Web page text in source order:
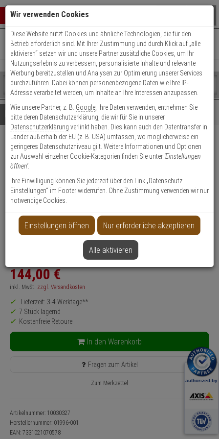
Warenkorb schließen
0 ARTIKEL IM WARENKORB
Ihr Warenkorb ist momentan leer.
Ergebnisse ()
Fertig
Shop
durchsuchen
Bitte
geben
Sie
mindestens
Zeichen
ein,
um
Suche
Es
wurde
noch
Kategorien
Suche
gestartet
+49 (0)821 899 493-0Mo. - Do.: 8:00 - 16:30 | Fr.: 8:00 - 14:00 Uhr
Kontaktservice nutzen
Details Beratung
Axis RJ45 FIELD CONNECTOR
Netzwerkstecker, 10 Stk.
Produktmerkmale
Datenblatt drucken
Produktinformationen
Zubehörartikel
Anwendung: Videoüberwachung
144,00 €
inkl. MwSt. zzgl. Versandkosten
Lieferzeit: 3-4 Werktage**
7 Stück lagernd
Kostenfreie Retoure
In den Warenkorb
Fragen zum Artikel
Zum Merkzettel
Artikelnummer: 10030327
Herstellernummer: 01996-001
EAN: 7331021070578
Wir verwenden Cookies
Diese Website nutzt Cookies und ähnliche Technologien, die für den
Betrieb erforderlich sind. Mit Ihrer Zustimmung und durch Klick auf „alle
aktivieren“ setzen wir und unsere Partner zusätzliche Cookies, um Ihr
Nutzungserlebnis zu verbessern, personalisierte Inhalte und relevante
Werbung bereitzustellen und Analysen zur Optimierung unserer Services
durchzuführen. Dabei können personenbezogene Daten wie Ihre IP-
Adresse verarbeitet werden, um Inhalte an Ihre Interessen anzupassen.
Wie unsere Partner, z. B. Google , Ihre Daten verwenden, entnehmen Sie
bitte deren Datenschutzerklärung, die wir für Sie in unserer
Datenschutzerklärung verlinkt haben. Dies kann auch den Datentransfer in
Länder außerhalb der EU (z. B. USA) umfassen, wo möglicherweise ein
geringeres Datenschutzniveau gilt. Weitere Informationen und Optionen
zur Auswahl einzelner Cookie-Kategorien finden Sie unter 'Einstellungen
öffnen'.
Ihre Einwilligung können Sie jederzeit über den Link „Datenschutz
Einstellungen“ im Footer widerrufen. Ohne Zustimmung verwenden wir nur
notwendige Cookies.
Einstellungen öffnen Nur erforderliche akzeptieren
Alle aktivieren